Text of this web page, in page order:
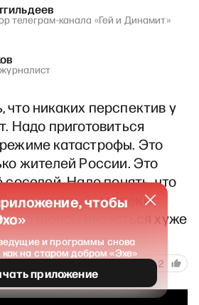
телеграм-канала «Гей и Динамит»
никаких перспектив у
Надо приготовиться
катастрофы. Это
жителей России. Это
соседей. Надо понять, что
век, который, вопреки
все шансы оказаться хуже
марта 2024 1310 24 2
чтобы
и программы снова
как на старом добром «Эхе»
приложение